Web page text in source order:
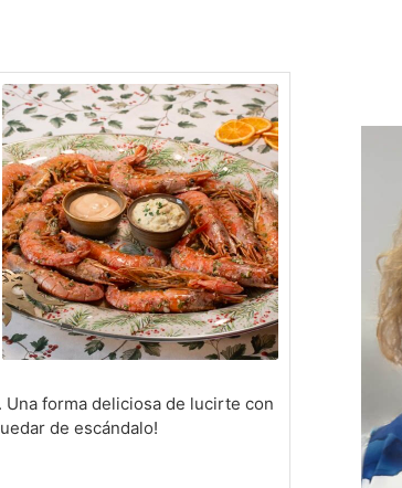
forma deliciosa de lucirte con
de escándalo!